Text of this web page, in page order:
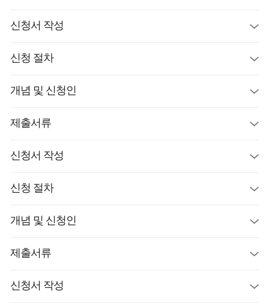
신청서 작성
신청 절차
개념 및 신청인
제출서류
신청서 작성
신청 절차
개념 및 신청인
제출서류
신청서 작성